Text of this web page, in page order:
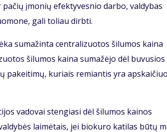
įmonių efek­ty­ves­nio dar­bo, val­dybas
gali toliau dirbti.
su­ma­žin­ta cen­tra­li­zuo­tos ši­lu­mos kai­na
ši­lu­mos kai­na su­ma­žė­jo dėl
pa­kei­ti­mų, ku­riais re­mian­tis yra
vadovai stengiasi dėl šilumos kainos
laimėtais, jei biokuro katilas būtų